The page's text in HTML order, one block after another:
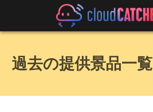
過去の提供景品一覧